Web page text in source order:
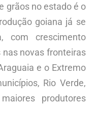
grãos no estado é o
goiana já se
com crescimento
novas fronteiras
e o Extremo
Rio Verde,
produtores